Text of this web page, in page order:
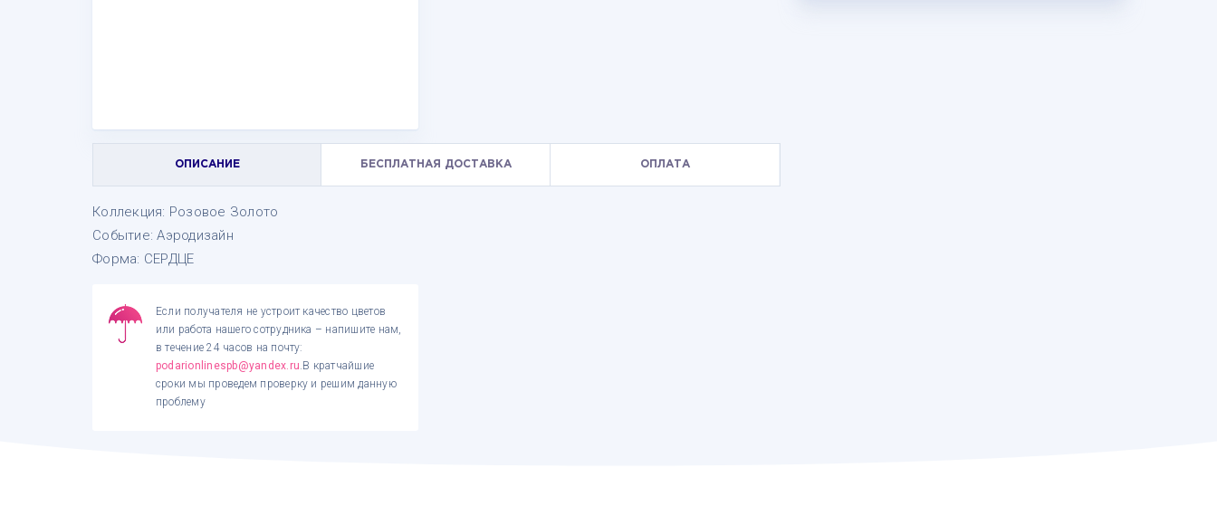
ОПИСАНИЕ БЕСПЛАТНАЯ ДОСТАВКА ОПЛАТА
Коллекция: Розовое Золото
Событие: Аэродизайн
Форма: СЕРДЦЕ
Если получателя не устроит качество цветов
или работа нашего сотрудника – напишите нам,
в течение 24 часов на почту:
podarionlinespb@yandex.ru.В кратчайшие
сроки мы проведем проверку и решим данную
проблему